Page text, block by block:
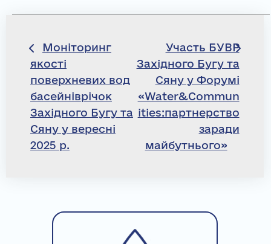
Навігація
записів
Моніторинг
якості
поверхневих вод
басейніврічок
Західного Бугу та
Сяну у вересні
2025 р.
Участь БУВР
Західного Бугу та
Сяну у Форумі
«Water&Commun
ities:партнерство
заради
майбутнього»